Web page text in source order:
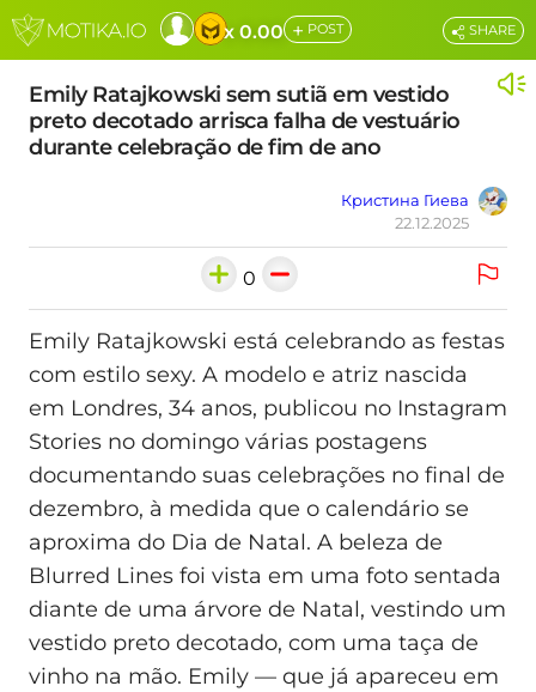
x 0.00 + POST
Emily Ratajkowski sem sutiã em vestido
preto decotado arrisca falha de vestuário
durante celebração de fim de ano
Кристина Гиева
22.12.2025
SHARE
0
Emily Ratajkowski está celebrando as festas
com estilo sexy. A modelo e atriz nascida
em Londres, 34 anos, publicou no Instagram
Stories no domingo várias postagens
documentando suas celebrações no final de
dezembro, à medida que o calendário se
aproxima do Dia de Natal. A beleza de
Blurred Lines foi vista em uma foto sentada
diante de uma árvore de Natal, vestindo um
vestido preto decotado, com uma taça de
vinho na mão. Emily — que já apareceu em